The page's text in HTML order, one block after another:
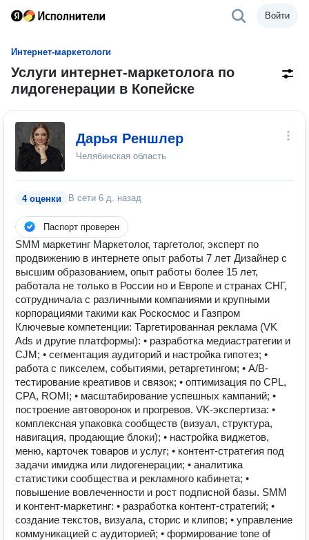
Войти
Интернет-маркетологи
Услуги интернет-маркетолога по
лидогенерации в Копейске
Дарья Реншлер
Челябинская область
4 оценки В сети 6 д. назад
Паспорт проверен
SMM маркетинг Маркетолог, таргетолог, эксперт по
продвижению в интернете опыт работы 7 лет Дизайнер с
высшим образованием, опыт работы более 15 лет,
работала не только в России но и Европе и странах СНГ,
сотрудничала с различными компаниями и крупными
корпорациями такими как Роскосмос и Газпром
Ключевые компетенции: Таргетированная реклама (VK
Ads и другие платформы): • разработка медиастратегии и
CJM; • сегментация аудиторий и настройка гипотез; •
работа с пикселем, событиями, ретаргетингом; • A/B-
тестирование креативов и связок; • оптимизация по CPL,
CPA, ROMI; • масштабирование успешных кампаний; •
построение автоворонок и прогревов. VK-экспертиза: •
комплексная упаковка сообществ (визуал, структура,
навигация, продающие блоки); • настройка виджетов,
меню, карточек товаров и услуг; • контент-стратегия под
задачи имиджа или лидогенерации; • аналитика
статистики сообщества и рекламного кабинета; •
повышение вовлеченности и рост подписной базы. SMM
и контент-маркетинг: • разработка контент-стратегий; •
создание текстов, визуала, сторис и клипов; • управление
коммуникацией с аудиторией; • формирование tone of